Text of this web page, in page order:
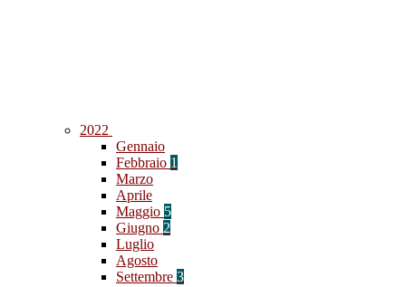
2022
Gennaio
Febbraio 1
Marzo
Aprile
Maggio 5
Giugno 2
Luglio
Agosto
Settembre 3